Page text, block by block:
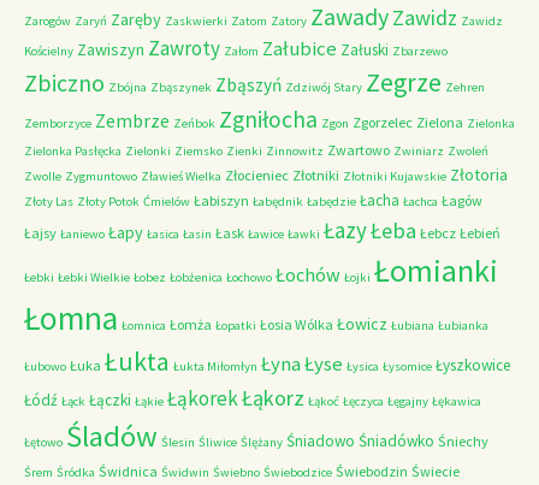
Zarogów Zaryń Zaręby Zaskwierki Zatom Zatory ZawadyZawidz Zawidz
Kościelny Zawiszyn Zawroty Załom Załubice Załuski Zbarzewo
Zbiczno Zbójna Zbąszynek Zbąszyń Zdziwój Stary Zegrze Zehren
Zemborzyce Zembrze Zeńbok Zgniłocha Zgon Zgorzelec Zielona Zielonka
Zielonka Pasłęcka Zielonki Ziemsko Zienki Zinnowitz Zwartowo Zwiniarz Zwoleń
Zwolle Zygmuntowo Zławieś Wielka Złocieniec Złotniki Złotniki Kujawskie Złotoria
Złoty Las Złoty Potok Ćmielów Łabiszyn Łabędnik Łabędzie Łacha Łachca Łagów
Łajsy Łaniewo Łapy Łasica Łasin Łask Ławice Ławki ŁazyŁeba Łebcz Łebień
Łebki Łebki Wielkie Łobez Łobżenica Łochowo Łochów Łojki Łomianki
Łomna Łomnica Łomża Łopatki Łosia Wólka Łowicz Łubiana Łubianka
Łubowo Łuka Łukta Łukta Miłomłyn ŁynaŁyse Łysica Łysomice Łyszkowice
Łódź Łąck Łączki Łąkie ŁąkorekŁąkorz Łąkoć Łęczyca Łęgajny Łękawica
Łętowo Śladów Ślesin Śliwice Ślężany Śniadowo Śniadówko Śniechy
Śrem Śródka Świdnica Świdwin Świebno Świebodzice Świebodzin Świecie